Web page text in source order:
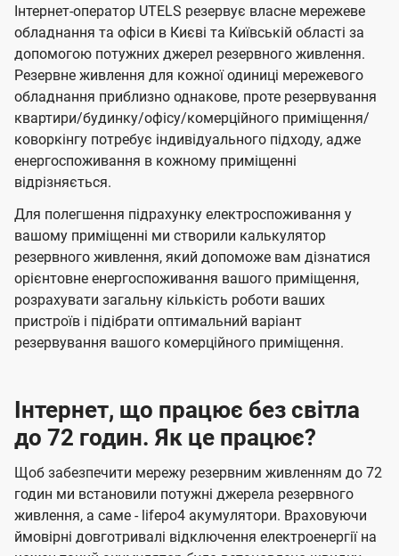
Інтернет-оператор UTELS резервує власне мережеве
обладнання та офіси в Києві та Київській області за
допомогою потужних джерел резервного живлення.
Резервне живлення для кожної одиниці мережевого
обладнання приблизно однакове, проте резервування
квартири/будинку/офісу/комерційного приміщення/
коворкінгу потребує індивідуального підходу, адже
енергоспоживання в кожному приміщенні
відрізняється.
Для полегшення підрахунку електроспоживання у
вашому приміщенні ми створили калькулятор
резервного живлення, який допоможе вам дізнатися
орієнтовне енергоспоживання вашого приміщення,
розрахувати загальну кількість роботи ваших
пристроїв і підібрати оптимальний варіант
резервування вашого комерційного приміщення.
Інтернет, що працює без світла
до 72 годин. Як це працює?
Щоб забезпечити мережу резервним живленням до 72
годин ми встановили потужні джерела резервного
живлення, а саме - lifepo4 акумулятори. Враховуючи
ймовірні довготривалі відключення електроенергії на